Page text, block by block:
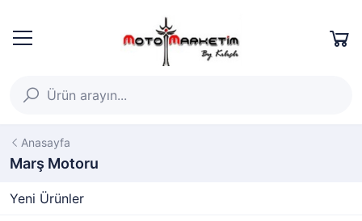
Anasayfa
Marş Motoru
Yeni Ürünler